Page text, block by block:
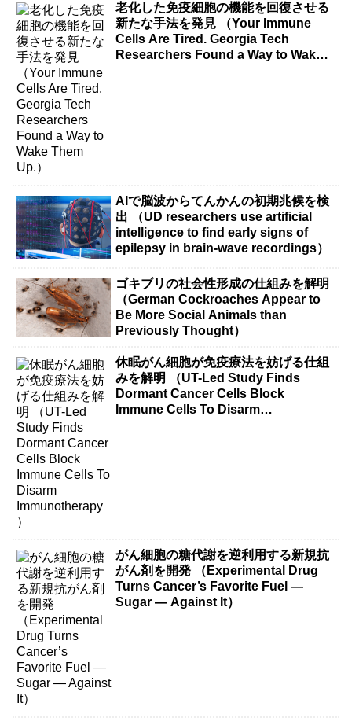
老化した免疫細胞の機能を回復させる
新たな手法を発見 （Your Immune
Cells Are Tired. Georgia Tech
Researchers Found a Way to Wake
AIで脳波からてんかんの初期兆候を検
出 （UD researchers use artificial
intelligence to find early signs of
epilepsy in brain-wave recordings）
ゴキブリの社会性形成の仕組みを解明
（German Cockroaches Appear to
Be More Social Animals than
Previously Thought）
休眠がん細胞が免疫療法を妨げる仕組
みを解明 （UT-Led Study Finds
Dormant Cancer Cells Block
Immune Cells To Disarm
がん細胞の糖代謝を逆利用する新規抗
がん剤を開発 （Experimental Drug
Turns Cancer’s Favorite Fuel —
Sugar — Against It）